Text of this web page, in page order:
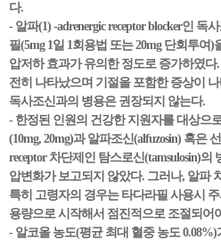
다.
- 알파(1) -adrenergic receptor blocker인 독
필(5mg 1일 1회용법 또는 20mg 단회투여
압저하 효과가 유의한 정도로 증가하였다
전히 나타났으며 기절을 포함한 증상이
독사조신과의 병용은 권장되지 않는다.
- 한정된 인원의 건강한 지원자를 대상으
(10mg, 20mg)과 알파조신(alfuzosin) 혹은
receptor 차단제인 탐스로신(tamsulosin)
압변화가 보고되지 않았다. 그러나, 알파
특히 고령자의 경우는 타다라필 사용시
용량으로 시작해서 점진적으로 조절되어
- 알코올 농도(평균 최대 혈중 농도 0.08%)